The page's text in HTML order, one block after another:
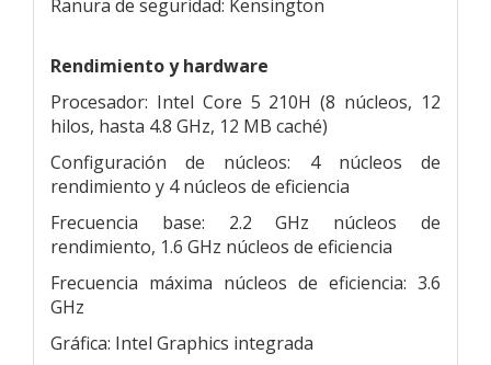
Ranura de seguridad: Kensington
Rendimiento y hardware
Procesador: Intel Core 5 210H (8 núcleos, 12
hilos, hasta 4.8 GHz, 12 MB caché)
Configuración de núcleos: 4 núcleos de
rendimiento y 4 núcleos de eficiencia
Frecuencia base: 2.2 GHz núcleos de
rendimiento, 1.6 GHz núcleos de eficiencia
Frecuencia máxima núcleos de eficiencia: 3.6
GHz
Gráfica: Intel Graphics integrada